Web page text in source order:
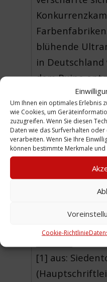
Um Ihnen ein optimales Erlebnis
wie Cookies, um
zuzugreifen. Wenn Sie diesen
Daten wie das Surfverhalten
verarbeiten. Wenn Sie Ihre
können bestimmte Merkmale
Cookie-Richtlinie
blühende
in
dem Ruine
heißt es im
brachte für
Unternehmen
Neu
Marktanteile
durch den
wieder
schleppend in
[1] aus: